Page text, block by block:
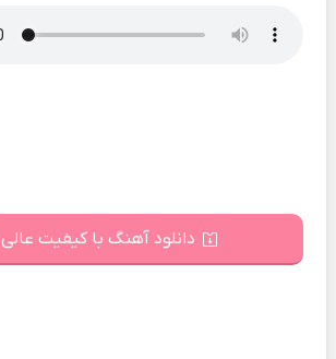
دانلود آهنگ با کیفیت عالی 320